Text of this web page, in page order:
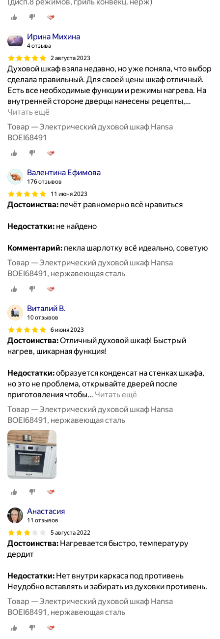
Ирина Михина
4 отзыва
2 августа 2023
Духовой шкаф взяла недавно, но уже поняла, что выбор
сделала правильный. Для своей цены шкаф отличный.
Есть все необходимые функции и режимы нагрева. На
внутренней стороне дверцы нанесены рецепты,…
Читать ещё
Товар — Электрический духовой шкаф Hansa
BOEI68491
Валентина Ефимова
176 отзывов
11 июня 2023
Достоинства: печёт равномерно всё нравиться
Недостатки: не найдено
Комментарий: пекла шарлотку всё идеально, советую
Товар — Электрический духовой шкаф Hansa
BOEI68491, нержавеющая сталь
Виталий В.
10 отзывов
6 июня 2023
Достоинства:Отличный духовой шкаф! Быстрый
нагрев, шикарная функция!
Недостатки:образуется конденсат на стенках шкафа,
но это не проблема, открывайте дверей после
приготовления чтобы… Читать ещё
Товар — Электрический духовой шкаф Hansa
BOEI68491, нержавеющая сталь
Анастасия
11 отзывов
5 августа 2022
Достоинства: Нагревается быстро, температуру
дердит
Недостатки: Нет внутри каркаса под противень
Неудобно вставлять и забирать из духовки противень.
Товар — Электрический духовой шкаф Hansa
BOEI68491, нержавеющая сталь